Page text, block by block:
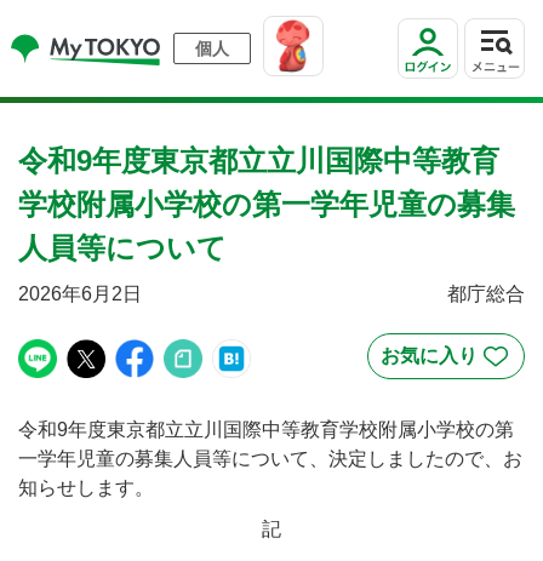
個人
令和9年度東京都立立川国際中等教育
学校附属小学校の第一学年児童の募集
人員等について
2026年6月2日 都庁総合
令和9年度東京都立立川国際中等教育学校附属小学校の第
一学年児童の募集人員等について、決定しましたので、お
知らせします。
記